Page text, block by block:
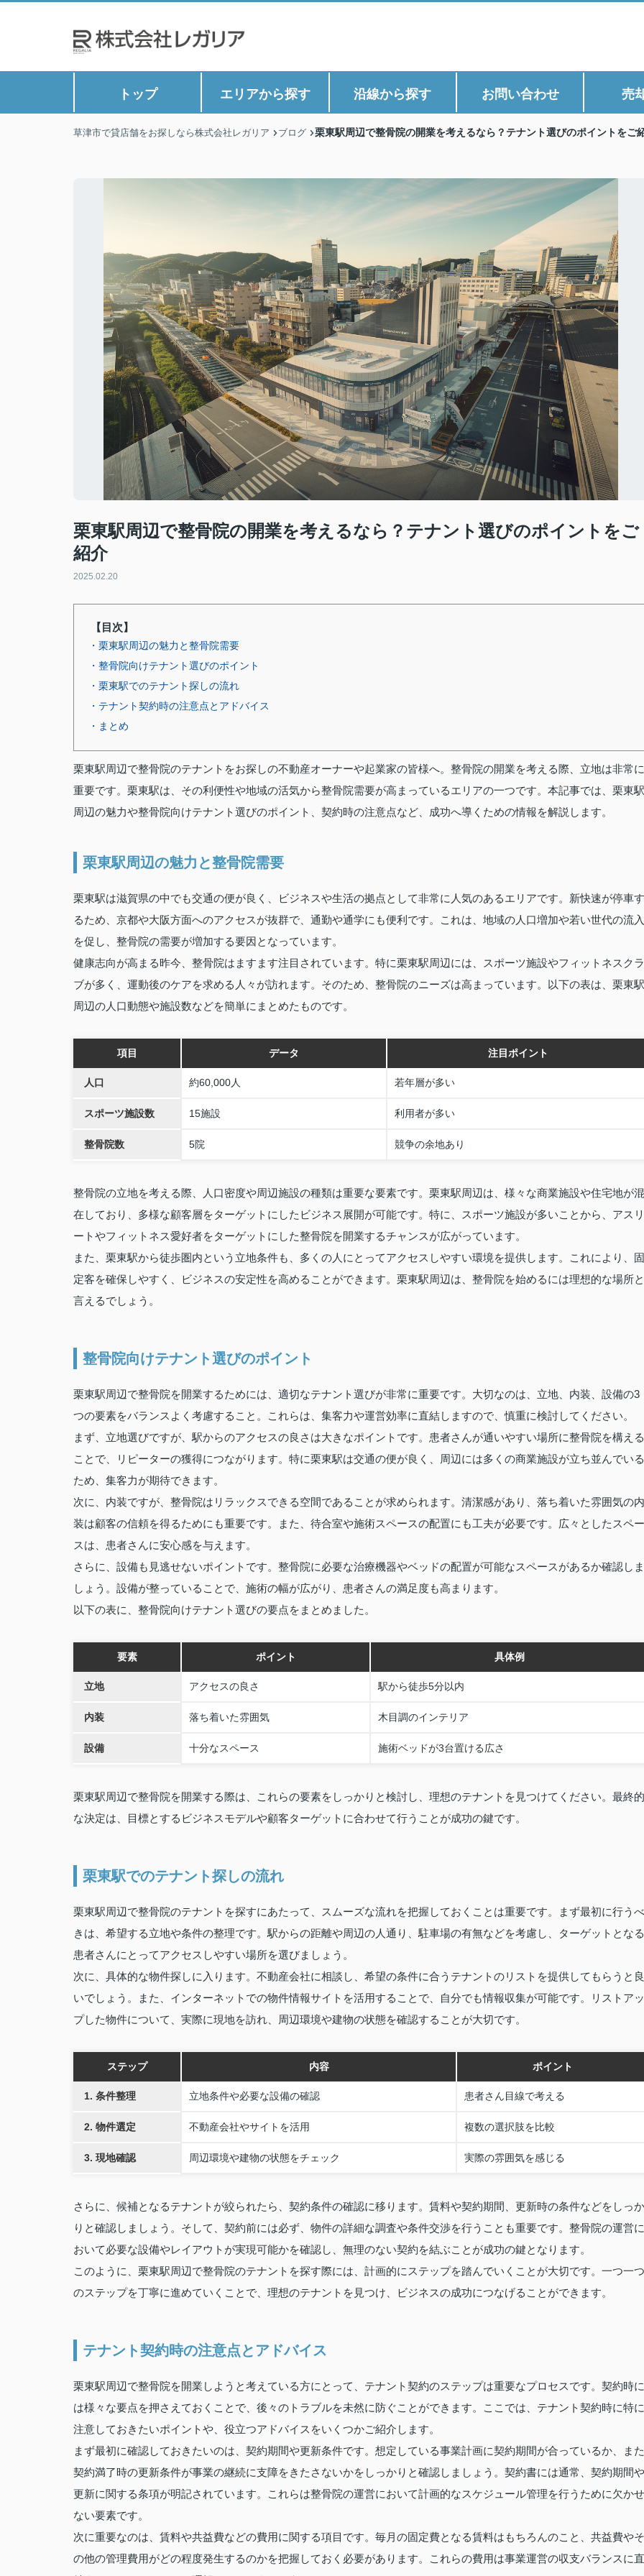
トップ エリアから探す 沿線から探す お問い合わせ 売
草津市で貸店舗をお探しなら株式会社レガリア ブログ 栗東駅周辺で整骨院の開業を考えるなら？テナント選びのポイントをご
栗東駅周辺で整骨院の開業を考えるなら？テナント選びのポイントをご
紹介
2025.02.20
【目次】
・栗東駅周辺の魅力と整骨院需要
・整骨院向けテナント選びのポイント
・栗東駅でのテナント探しの流れ
・テナント契約時の注意点とアドバイス
・まとめ
栗東駅周辺で整骨院のテナントをお探しの不動産オーナーや起業家の皆様へ。整骨院の開業を考える際、立地は非常に
重要です。栗東駅は、その利便性や地域の活気から整骨院需要が高まっているエリアの一つです。本記事では、栗東駅
周辺の魅力や整骨院向けテナント選びのポイント、契約時の注意点など、成功へ導くための情報を解説します。
栗東駅周辺の魅力と整骨院需要
栗東駅は滋賀県の中でも交通の便が良く、ビジネスや生活の拠点として非常に人気のあるエリアです。新快速が停車す
るため、京都や大阪方面へのアクセスが抜群で、通勤や通学にも便利です。これは、地域の人口増加や若い世代の流入
を促し、整骨院の需要が増加する要因となっています。
健康志向が高まる昨今、整骨院はますます注目されています。特に栗東駅周辺には、スポーツ施設やフィットネスクラ
ブが多く、運動後のケアを求める人々が訪れます。そのため、整骨院のニーズは高まっています。以下の表は、栗東駅
周辺の人口動態や施設数などを簡単にまとめたものです。
項目 データ 注目ポイント
人口 約60,000人 若年層が多い
スポーツ施設数 15施設 利用者が多い
整骨院数 5院 競争の余地あり
整骨院の立地を考える際、人口密度や周辺施設の種類は重要な要素です。栗東駅周辺は、様々な商業施設や住宅地が混
在しており、多様な顧客層をターゲットにしたビジネス展開が可能です。特に、スポーツ施設が多いことから、アスリ
ートやフィットネス愛好者をターゲットにした整骨院を開業するチャンスが広がっています。
また、栗東駅から徒歩圏内という立地条件も、多くの人にとってアクセスしやすい環境を提供します。これにより、固
定客を確保しやすく、ビジネスの安定性を高めることができます。栗東駅周辺は、整骨院を始めるには理想的な場所と
言えるでしょう。
整骨院向けテナント選びのポイント
栗東駅周辺で整骨院を開業するためには、適切なテナント選びが非常に重要です。大切なのは、立地、内装、設備の3
つの要素をバランスよく考慮すること。これらは、集客力や運営効率に直結しますので、慎重に検討してください。
まず、立地選びですが、駅からのアクセスの良さは大きなポイントです。患者さんが通いやすい場所に整骨院を構える
ことで、リピーターの獲得につながります。特に栗東駅は交通の便が良く、周辺には多くの商業施設が立ち並んでいる
ため、集客力が期待できます。
次に、内装ですが、整骨院はリラックスできる空間であることが求められます。清潔感があり、落ち着いた雰囲気の内
装は顧客の信頼を得るためにも重要です。また、待合室や施術スペースの配置にも工夫が必要です。広々としたスペー
スは、患者さんに安心感を与えます。
さらに、設備も見逃せないポイントです。整骨院に必要な治療機器やベッドの配置が可能なスペースがあるか確認しま
しょう。設備が整っていることで、施術の幅が広がり、患者さんの満足度も高まります。
以下の表に、整骨院向けテナント選びの要点をまとめました。
要素 ポイント 具体例
立地 アクセスの良さ 駅から徒歩5分以内
内装 落ち着いた雰囲気 木目調のインテリア
設備 十分なスペース 施術ベッドが3台置ける広さ
栗東駅周辺で整骨院を開業する際は、これらの要素をしっかりと検討し、理想のテナントを見つけてください。最終的
な決定は、目標とするビジネスモデルや顧客ターゲットに合わせて行うことが成功の鍵です。
栗東駅でのテナント探しの流れ
栗東駅周辺で整骨院のテナントを探すにあたって、スムーズな流れを把握しておくことは重要です。まず最初に行うべ
きは、希望する立地や条件の整理です。駅からの距離や周辺の人通り、駐車場の有無などを考慮し、ターゲットとなる
患者さんにとってアクセスしやすい場所を選びましょう。
次に、具体的な物件探しに入ります。不動産会社に相談し、希望の条件に合うテナントのリストを提供してもらうと良
いでしょう。また、インターネットでの物件情報サイトを活用することで、自分でも情報収集が可能です。リストアッ
プした物件について、実際に現地を訪れ、周辺環境や建物の状態を確認することが大切です。
ステップ 内容 ポイント
1. 条件整理 立地条件や必要な設備の確認 患者さん目線で考える
2. 物件選定 不動産会社やサイトを活用 複数の選択肢を比較
3. 現地確認 周辺環境や建物の状態をチェック 実際の雰囲気を感じる
さらに、候補となるテナントが絞られたら、契約条件の確認に移ります。賃料や契約期間、更新時の条件などをしっか
りと確認しましょう。そして、契約前には必ず、物件の詳細な調査や条件交渉を行うことも重要です。整骨院の運営に
おいて必要な設備やレイアウトが実現可能かを確認し、無理のない契約を結ぶことが成功の鍵となります。
このように、栗東駅周辺で整骨院のテナントを探す際には、計画的にステップを踏んでいくことが大切です。一つ一つ
のステップを丁寧に進めていくことで、理想のテナントを見つけ、ビジネスの成功につなげることができます。
テナント契約時の注意点とアドバイス
栗東駅周辺で整骨院を開業しようと考えている方にとって、テナント契約のステップは重要なプロセスです。契約時に
は様々な要点を押さえておくことで、後々のトラブルを未然に防ぐことができます。ここでは、テナント契約時に特に
注意しておきたいポイントや、役立つアドバイスをいくつかご紹介します。
まず最初に確認しておきたいのは、契約期間や更新条件です。想定している事業計画に契約期間が合っているか、また
契約満了時の更新条件が事業の継続に支障をきたさないかをしっかりと確認しましょう。契約書には通常、契約期間や
更新に関する条項が明記されています。これらは整骨院の運営において計画的なスケジュール管理を行うために欠かせ
ない要素です。
次に重要なのは、賃料や共益費などの費用に関する項目です。毎月の固定費となる賃料はもちろんのこと、共益費やそ
の他の管理費用がどの程度発生するのかを把握しておく必要があります。これらの費用は事業運営の収支バランスに直